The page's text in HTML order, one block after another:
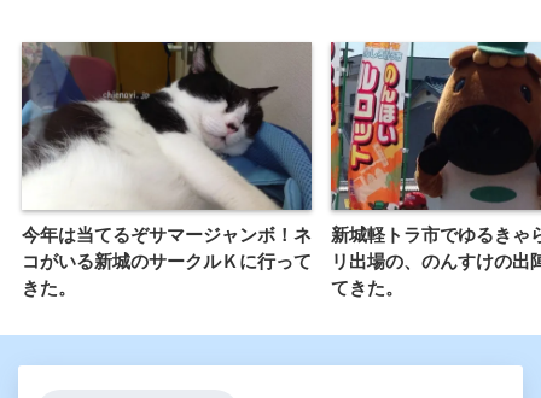
今年は当てるぞサマージャンボ！ネ
コがいる新城のサークルＫに行って
きた。
新城軽トラ市でゆるきゃ
リ出場の、のんすけの出
てきた。